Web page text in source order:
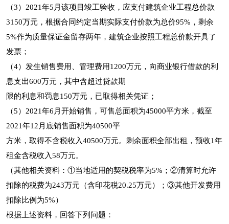
（3）2021年5月该项目竣工验收，应支付建筑企业工程总价款
3150万元，根据合同约定当期实际支付价款为总价95%，剩余
5%作为质量保证金留存两年，建筑企业按照工程总价款开具了
发票；
（4）发生销售费用、管理费用1200万元，向商业银行借款的利
息支出600万元，其中含超过贷款期
限的利息和罚息150万元，已取得相关凭证；
（5）2021年6月开始销售，可售总面积为45000平方米，截至
2021年12月底销售面积为40500平
方米，取得不含税收入40500万元。剩余面积全部出租，预收1年
租金含税收入58万元。
（其他相关资料：①当地适用的契税税率为5%；②清算时允许
扣除的税费为243万元（含印花税20.25万元）；③其他开发费用
扣除比例为5%）
根据上述资料，回答下列问题：